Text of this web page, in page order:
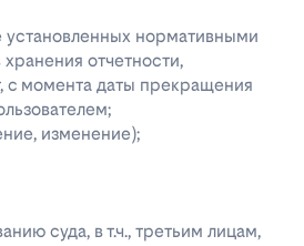
установленных нормативными
отчетности,
с момента даты прекращения
изменение);
суда, в т.ч., третьим лицам,